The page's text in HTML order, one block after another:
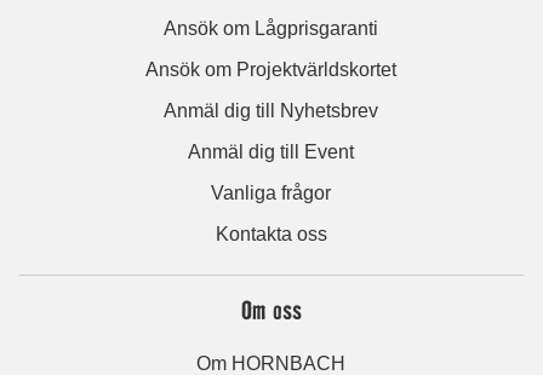
Ansök om Lågprisgaranti
Ansök om Projektvärldskortet
Anmäl dig till Nyhetsbrev
Anmäl dig till Event
Vanliga frågor
Kontakta oss
Om oss
Om HORNBACH